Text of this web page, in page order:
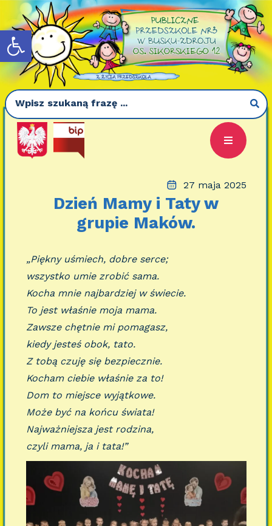
Otwórz pasek narzędzi
27 maja 2025
Dzień Mamy i Taty w
grupie Maków.
„Piękny uśmiech, dobre serce;
wszystko umie zrobić sama.
Kocha mnie najbardziej w świecie.
To jest właśnie moja mama.
Zawsze chętnie mi pomagasz,
kiedy jesteś obok, tato.
Z tobą czuję się bezpiecznie.
Kocham ciebie właśnie za to!
Dom to miejsce wyjątkowe.
Może być na końcu świata!
Najważniejsza jest rodzina,
czyli mama, ja i tata!”